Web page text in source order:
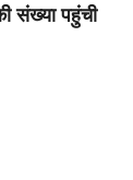
संख्या पहुंची